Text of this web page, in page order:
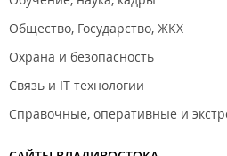
Общество, Государство, ЖКХ
Охрана и безопасность
Связь и IT технологии
Справочные, оперативные и